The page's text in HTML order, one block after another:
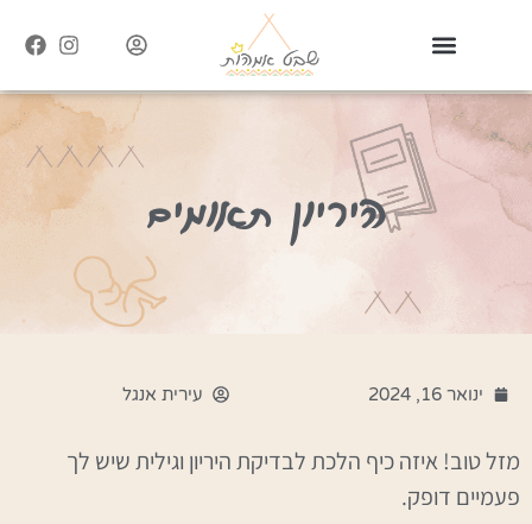
היריון תאומים
ינואר 16, 2024 עירית אנגל
מזל טוב! איזה כיף הלכת לבדיקת היריון וגילית שיש לך
פעמיים דופק.